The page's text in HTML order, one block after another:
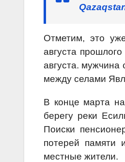
Отметим, это
августа
августа. мужчина
между селами
В конце марта
берегу реки
Поиски
потерей памяти
местные жители.